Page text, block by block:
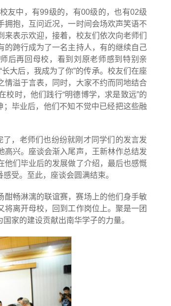
友中，有99级的，有00级的，也有02级
抱，互问近况，一时间会场欢声笑语不
表示欢迎，接着，校友们依次向老师们
跨行成为了一名主持人，有的继续自己
后再回母校，看到刘原老师感到特别亲
大后，我成为了你”的传承。校友们在座
溢于言表，同时，大家不约而同地结合
时，他们践行“明德博学，求是致远”的
毕业后，他们不知不觉中已经把这些融
，老师们也纷纷就刚才同学们的发言发
兴。座谈会渐入尾声，王新林作总结发
他们毕业后的发展做了介绍，最后也感慨
受。至此，座谈会圆满结束。
酣畅淋漓的联谊赛，赛场上的他们身手敏
离开母校，回到工作岗位上。聚是一团
家的建设贡献出南华学子的力量。